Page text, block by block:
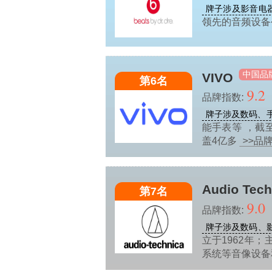
牌子涉及影音电
领先的音频设
第6名 VIVO 中国品
品牌指数: 9.2
牌子涉及数码、
能手表等 ，截
盖4亿多 >>品
第7名 Audio
品牌指数: 9.0
牌子涉及数码、
立于1962年；
系统等音像设备